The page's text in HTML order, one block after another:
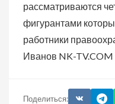
рассматриваются
фигурантами
работники
Иванов NK-TV.COM
Поделиться: